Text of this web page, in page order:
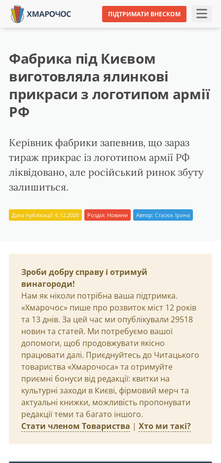
ПІДТРИМАТИ ВНЕСКОМ
Фабрика під Києвом
виготовляла ялинкові
прикраси з логотипом армії
РФ
Керівник фабрики запевнив, що зараз
тираж прикрас із логотипом армії РФ
ліквідовано, але російський ринок збуту
залишиться.
Дата публікації: 6.12.2020 Розділ: Новини Автор: Стасюк Ірина
Зроби добру справу і отримуй
винагороди!
Нам як ніколи потрібна ваша підтримка.
«Хмарочос» пише про розвиток міст 12 років
та 13 днів. За цей час ми опублікували 29518
новин та статей. Ми потребуємо вашої
допомоги, щоб продовжувати якісно
працювати далі. Приєднуйтесь до Читацького
товариства «Хмарочоса» та отримуйте
приємні бонуси від редакції: квитки на
культурні заходи в Києві, фірмовий мерч та
актуальні книжки, можливість пропонувати
редакції теми та багато іншого.
Стати членом Товариства | Хто ми такі?